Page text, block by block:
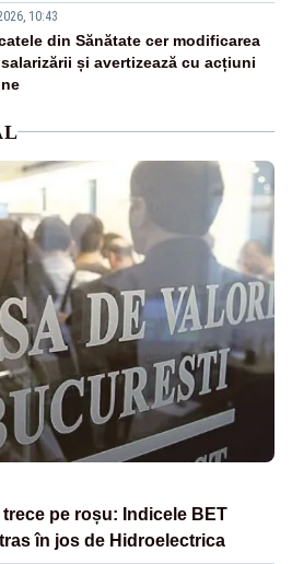
10:43
din Sănătate cer modificarea
și avertizează cu acțiuni
pe roșu: Indicele BET
în jos de Hidroelectrica